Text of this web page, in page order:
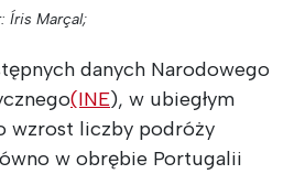
Íris Marçal;
danych Narodowego
(INE), w ubiegłym
wzrost liczby podróży
w obrębie Portugalii